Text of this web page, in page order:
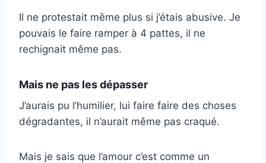
Il ne protestait même plus si j’étais abusive. Je
pouvais le faire ramper à 4 pattes, il ne
rechignait même pas.
Mais ne pas les dépasser
J’aurais pu l’humilier, lui faire faire des choses
dégradantes, il n’aurait même pas craqué.
Mais je sais que l’amour c’est comme un